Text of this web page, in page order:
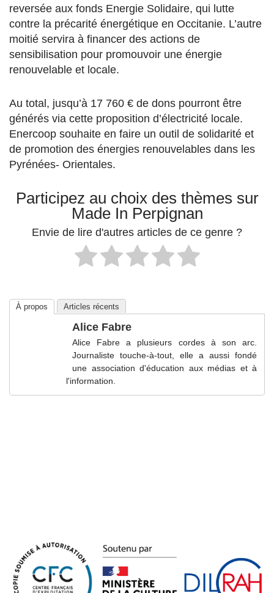
reversée aux fonds Energie Solidaire, qui lutte
contre la précarité énergétique en Occitanie. L’autre
moitié servira à financer des actions de
sensibilisation pour promouvoir une énergie
renouvelable et locale.
Au total, jusqu’à 17 760 € de dons pourront être
générés via cette proposition d’électricité locale.
Enercoop souhaite en faire un outil de solidarité et
de promotion des énergies renouvelables dans les
Pyrénées- Orientales.
Participez au choix des thèmes sur
Made In Perpignan
Envie de lire d'autres articles de ce genre ?
À propos Articles récents
Alice Fabre
Alice Fabre a plusieurs cordes à son arc.
Journaliste touche-à-tout, elle a aussi fondé
une association d'éducation aux médias et à
l'information.